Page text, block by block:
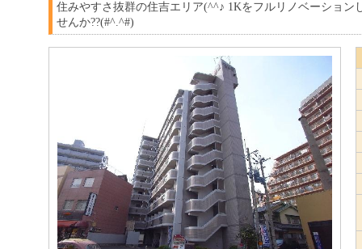
住みやすさ抜群の住吉エリア(^^♪ 1Kをフルリノベーショ
せんか??(#^.^#)